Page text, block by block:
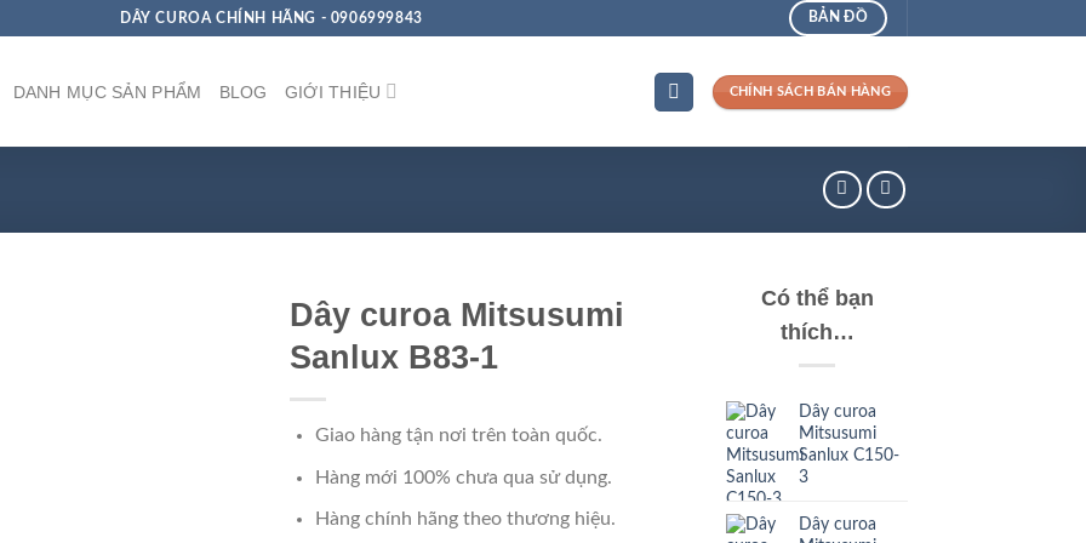
DÂY CUROA CHÍNH HÃNG - 0906999843 BẢN ĐỒ
DANH MỤC SẢN PHẨM BLOG GIỚI THIỆU CHÍNH SÁCH BÁN HÀNG
Dây curoa Mitsusumi
Sanlux B83-1
Giao hàng tận nơi trên toàn quốc.
Hàng mới 100% chưa qua sử dụng.
Hàng chính hãng theo thương hiệu.
Có thể bạn
thích…
Dây curoa
Mitsusumi
Sanlux C150-
3
Dây curoa